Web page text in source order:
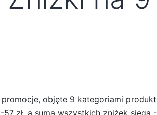
objęte 9 kategoriami
zł, a suma wszystkich zniżek